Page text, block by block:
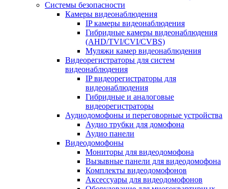
Системы безопасности
Камеры видеонаблюдения
IP камеры видеонаблюдения
Гибридные камеры видеонаблюдения
(AHD/TVI/CVI/CVBS)
Муляжи камер видеонаблюдения
Видеорегистраторы для систем
видеонаблюдения
IP видеорегистраторы для
видеонаблюдения
Гибридные и аналоговые
видеорегистраторы
Аудиодомофоны и переговорные устройства
Аудио трубки для домофона
Аудио панели
Видеодомофоны
Мониторы для видеодомофона
Вызывные панели для видеодомофона
Комплекты видеодомофонов
Аксессуары для видеодомофонов